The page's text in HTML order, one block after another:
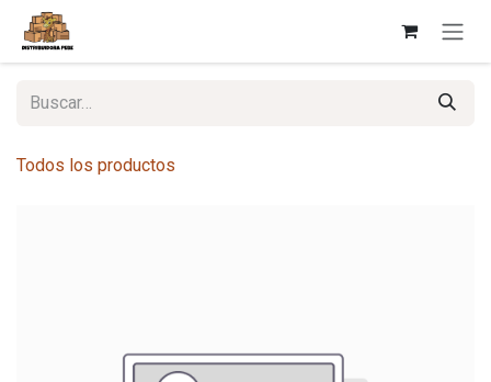
Ir al contenido
Todos los productos